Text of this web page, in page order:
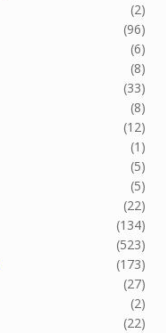
(2)
(96)
(6)
(8)
(33)
(8)
(12)
(1)
(5)
(5)
(22)
(134)
(523)
(173)
(27)
(2)
(22)